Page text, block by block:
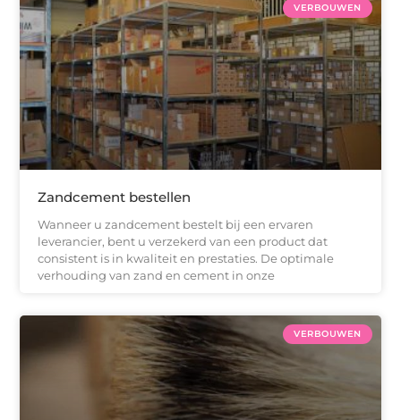
VERBOUWEN
Zandcement bestellen
Wanneer u zandcement bestelt bij een ervaren
leverancier, bent u verzekerd van een product dat
consistent is in kwaliteit en prestaties. De optimale
verhouding van zand en cement in onze
VERBOUWEN